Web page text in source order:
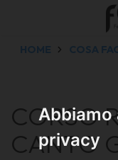
Abbiamo
privacy
HOME COSA
CORSO
CANTO